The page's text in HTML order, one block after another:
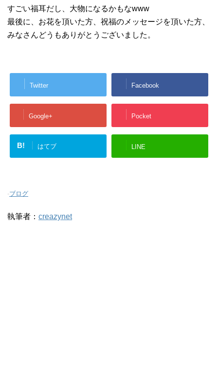
すごい福耳だし、大物になるかもなwww
最後に、お花を頂いた方、祝福のメッセージを頂いた方、
みなさんどうもありがとうございました。
Twitter Facebook
Google+ Pocket
B! はてブ LINE
-ブログ
執筆者： creazynet